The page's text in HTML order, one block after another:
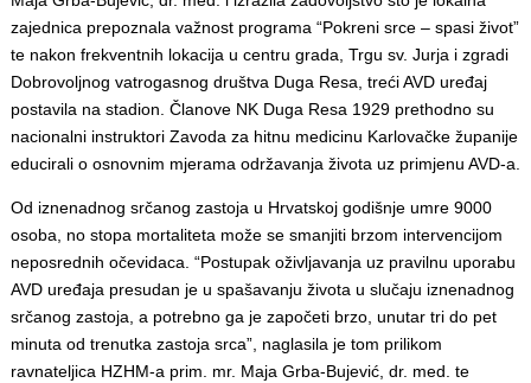
zajednica prepoznala važnost programa “Pokreni srce – spasi život”
te nakon frekventnih lokacija u centru grada, Trgu sv. Jurja i zgradi
Dobrovoljnog vatrogasnog društva Duga Resa, treći AVD uređaj
postavila na stadion. Članove NK Duga Resa 1929 prethodno su
nacionalni instruktori Zavoda za hitnu medicinu Karlovačke županije
educirali o osnovnim mjerama održavanja života uz primjenu AVD-a.
Od iznenadnog srčanog zastoja u Hrvatskoj godišnje umre 9000
osoba, no stopa mortaliteta može se smanjiti brzom intervencijom
neposrednih očevidaca. “Postupak oživljavanja uz pravilnu uporabu
AVD uređaja presudan je u spašavanju života u slučaju iznenadnog
srčanog zastoja, a potrebno ga je započeti brzo, unutar tri do pet
minuta od trenutka zastoja srca”, naglasila je tom prilikom
ravnateljica HZHM-a prim. mr. Maja Grba-Bujević, dr. med. te